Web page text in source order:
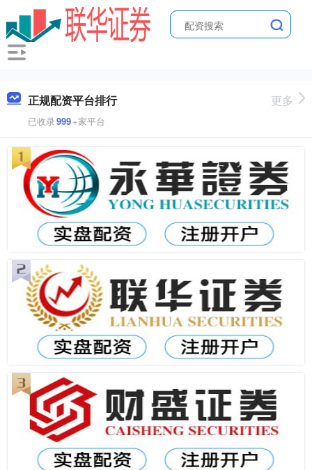
正规配资平台排行
已收录999+家平台
更多